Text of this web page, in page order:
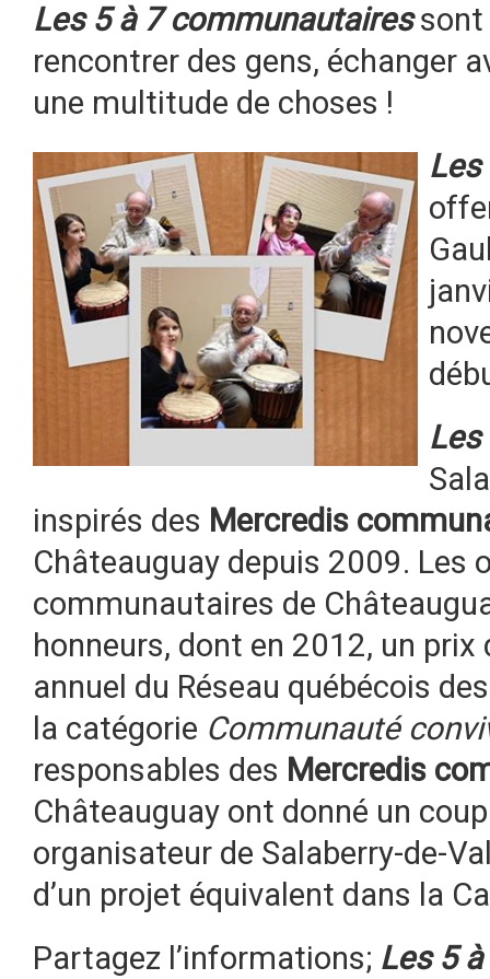
Les 5 à 7 communautairessont
rencontrer des gens, échanger
une multitude de choses !
inspirés des Mercredis
Châteauguay depuis 2009. Les
communautaires de
honneurs, dont en 2012, un prix
annuel du Réseau québécois
la catégorie Communauté
responsables des Mercredis
Châteauguay ont donné un
organisateur de Salaberry-de-
d’un projet équivalent dans la
Partagez l’informations; Les 5